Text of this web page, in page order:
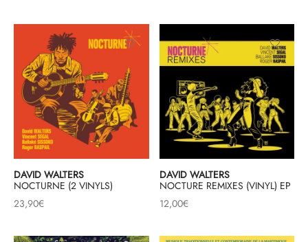
DAVID WALTERS
NOCTURNE (2 VINYLS)
23,90€
DAVID WALTERS
NOCTURE REMIXES (VINYL) EP
12,00€